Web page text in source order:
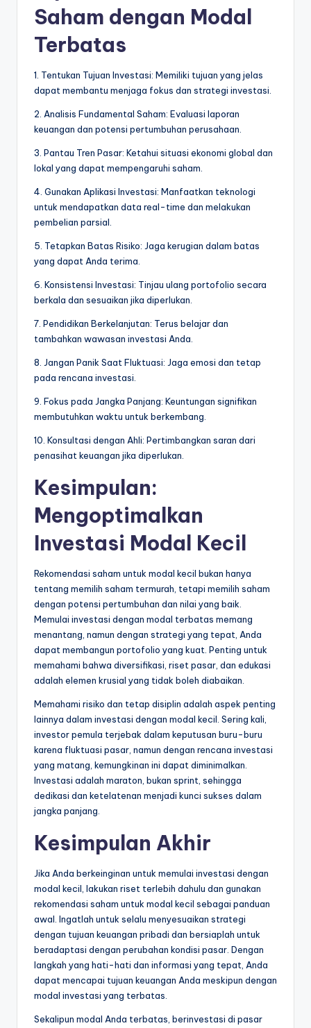
Saham dengan Modal
Terbatas
1. Tentukan Tujuan Investasi: Memiliki tujuan yang jelas
dapat membantu menjaga fokus dan strategi investasi.
2. Analisis Fundamental Saham: Evaluasi laporan
keuangan dan potensi pertumbuhan perusahaan.
3. Pantau Tren Pasar: Ketahui situasi ekonomi global dan
lokal yang dapat mempengaruhi saham.
4. Gunakan Aplikasi Investasi: Manfaatkan teknologi
untuk mendapatkan data real-time dan melakukan
pembelian parsial.
5. Tetapkan Batas Risiko: Jaga kerugian dalam batas
yang dapat Anda terima.
6. Konsistensi Investasi: Tinjau ulang portofolio secara
berkala dan sesuaikan jika diperlukan.
7. Pendidikan Berkelanjutan: Terus belajar dan
tambahkan wawasan investasi Anda.
8. Jangan Panik Saat Fluktuasi: Jaga emosi dan tetap
pada rencana investasi.
9. Fokus pada Jangka Panjang: Keuntungan signifikan
membutuhkan waktu untuk berkembang.
10. Konsultasi dengan Ahli: Pertimbangkan saran dari
penasihat keuangan jika diperlukan.
Kesimpulan:
Mengoptimalkan
Investasi Modal Kecil
Rekomendasi saham untuk modal kecil bukan hanya
tentang memilih saham termurah, tetapi memilih saham
dengan potensi pertumbuhan dan nilai yang baik.
Memulai investasi dengan modal terbatas memang
menantang, namun dengan strategi yang tepat, Anda
dapat membangun portofolio yang kuat. Penting untuk
memahami bahwa diversifikasi, riset pasar, dan edukasi
adalah elemen krusial yang tidak boleh diabaikan.
Memahami risiko dan tetap disiplin adalah aspek penting
lainnya dalam investasi dengan modal kecil. Sering kali,
investor pemula terjebak dalam keputusan buru-buru
karena fluktuasi pasar, namun dengan rencana investasi
yang matang, kemungkinan ini dapat diminimalkan.
Investasi adalah maraton, bukan sprint, sehingga
dedikasi dan ketelatenan menjadi kunci sukses dalam
jangka panjang.
Kesimpulan Akhir
Jika Anda berkeinginan untuk memulai investasi dengan
modal kecil, lakukan riset terlebih dahulu dan gunakan
rekomendasi saham untuk modal kecil sebagai panduan
awal. Ingatlah untuk selalu menyesuaikan strategi
dengan tujuan keuangan pribadi dan bersiaplah untuk
beradaptasi dengan perubahan kondisi pasar. Dengan
langkah yang hati-hati dan informasi yang tepat, Anda
dapat mencapai tujuan keuangan Anda meskipun dengan
modal investasi yang terbatas.
Sekalipun modal Anda terbatas, berinvestasi di pasar